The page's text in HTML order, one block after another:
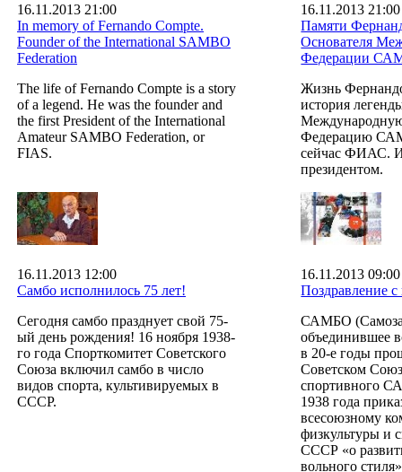
16.11.2013 21:00
In memory of Fernando Compte.
Founder of the International SAMBO
Federation
The life of Fernando Compte is a story
of a legend. He was the founder and
the first President of the International
Amateur SAMBO Federation, or
FIAS.
16.11.2013 21:00
Памяти
Основателя
Федерации
Жизнь
история
Федерацию
сейчас ФИАС.
президентом.
16.11.2013 12:00
Самбо исполнилось 75 лет!
Сегодня самбо празднует свой 75-
ый день рождения! 16 ноября 1938-
го года Спорткомитет Советского
Союза включил самбо в число
видов спорта, культивируемых в
СССР.
16.11.2013 09:00
Поздравление
САМБО
объединившее
в 20-е годы
Советском
спортивного
1938 года
всесоюзному
физкультуры и
СССР «о
вольного